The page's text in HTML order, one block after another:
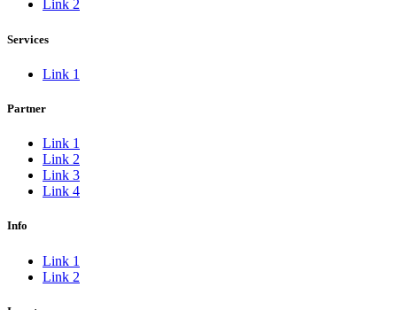
Link 2
Services
Link 1
Partner
Link 1
Link 2
Link 3
Link 4
Info
Link 1
Link 2